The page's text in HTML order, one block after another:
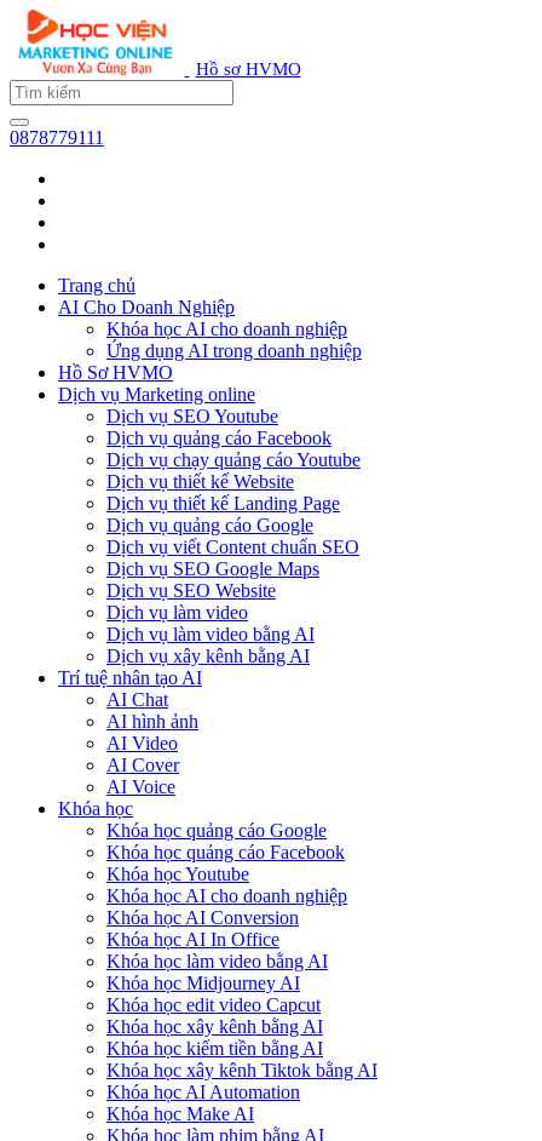
Hồ sơ HVMO
0878779111
Trang chủ
AI Cho Doanh Nghiệp
Khóa học AI cho doanh nghiệp
Ứng dụng AI trong doanh nghiệp
Hồ Sơ HVMO
Dịch vụ Marketing online
Dịch vụ SEO Youtube
Dịch vụ quảng cáo Facebook
Dịch vụ chạy quảng cáo Youtube
Dịch vụ thiết kế Website
Dịch vụ thiết kế Landing Page
Dịch vụ quảng cáo Google
Dịch vụ viết Content chuẩn SEO
Dịch vụ SEO Google Maps
Dịch vụ SEO Website
Dịch vụ làm video
Dịch vụ làm video bằng AI
Dịch vụ xây kênh bằng AI
Trí tuệ nhân tạo AI
AI Chat
AI hình ảnh
AI Video
AI Cover
AI Voice
Khóa học
Khóa học quảng cáo Google
Khóa học quảng cáo Facebook
Khóa học Youtube
Khóa học AI cho doanh nghiệp
Khóa học AI Conversion
Khóa học AI In Office
Khóa học làm video bằng AI
Khóa học Midjourney AI
Khóa học edit video Capcut
Khóa học xây kênh bằng AI
Khóa học kiếm tiền bằng AI
Khóa học xây kênh Tiktok bằng AI
Khóa học AI Automation
Khóa học Make AI
Khóa học làm phim bằng AI